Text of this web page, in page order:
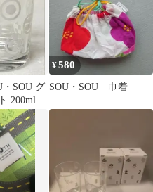
SOU グ
200ml
¥580
SOU・SOU 巾着